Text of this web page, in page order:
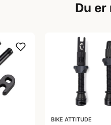
Du er
BIKE ATTITUDE